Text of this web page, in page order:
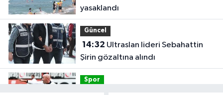
yasaklandı
Güncel
14:32
Şirin gözaltına alındı
Spor